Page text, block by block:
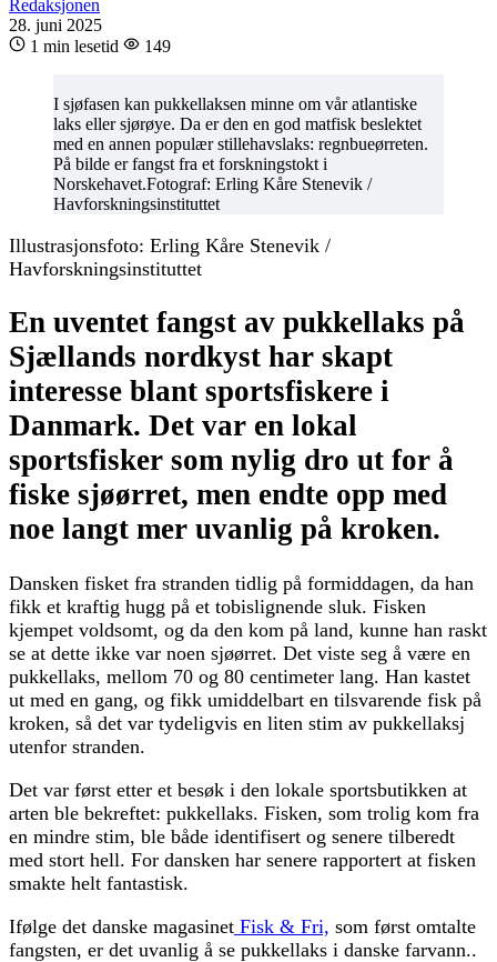
Redaksjonen
28. juni 2025
1 min lesetid
149
I sjøfasen kan pukkellaksen minne om vår atlantiske
laks eller sjørøye. Da er den en god matfisk beslektet
med en annen populær stillehavslaks: regnbueørreten.
På bilde er fangst fra et forskningstokt i
Norskehavet.Fotograf: Erling Kåre Stenevik /
Havforskningsinstituttet
Illustrasjonsfoto: Erling Kåre Stenevik /
Havforskningsinstituttet
En uventet fangst av pukkellaks på
Sjællands nordkyst har skapt
interesse blant sportsfiskere i
Danmark. Det var en lokal
sportsfisker som nylig dro ut for å
fiske sjøørret, men endte opp med
noe langt mer uvanlig på kroken.
Dansken fisket fra stranden tidlig på formiddagen, da han
fikk et kraftig hugg på et tobislignende sluk. Fisken
kjempet voldsomt, og da den kom på land, kunne han raskt
se at dette ikke var noen sjøørret. Det viste seg å være en
pukkellaks, mellom 70 og 80 centimeter lang. Han kastet
ut med en gang, og fikk umiddelbart en tilsvarende fisk på
kroken, så det var tydeligvis en liten stim av pukkellaksj
utenfor stranden.
Det var først etter et besøk i den lokale sportsbutikken at
arten ble bekreftet: pukkellaks. Fisken, som trolig kom fra
en mindre stim, ble både identifisert og senere tilberedt
med stort hell. For dansken har senere rapportert at fisken
smakte helt fantastisk.
Ifølge det danske magasinet Fisk & Fri, som først omtalte
fangsten, er det uvanlig å se pukkellaks i danske farvann..